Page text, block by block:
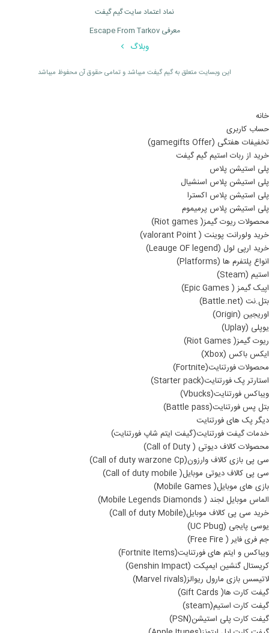
نماد اعتماد سایت گیم گیفت
معرفی Escape From Tarkov
وبلاگ
اين وبسايت متعلق به گیم گیفت ميباشد و تمامی حقوق آن محفوظ ميباشد
خانه
حساب کاربری
تخفیفات هفتگی (gamegifts Offer)
خرید از ربات استیم گیم گیفت
پلی استیشن پلاس
پلی استیشن پلاس اسنشیال
پلی استیشن پلاس اکسترا
پلی استیشن پلاس پرمیموم
محصولات ریوت گیمز( Riot games)
خرید ولورانت پوینت ( valorant Point)
خرید ارپی لول (Leauge OF legend)
انواع پلتفرم ها (Platforms)
استیم (Steam)
اپیک گیمز ( Epic Games)
بتل.نت (Battle.net)
اوریجین (Origin)
یوپلی (Uplay)
ریوت گیمز( Riot Games)
ایکس باکس (Xbox)
محصولات فورتنایت(Fortnite)
استارتر پک فورتنایت(Starter pack)
ویباکس فورتنایت(Vbucks)
بتل پس فورتنایت(Battle pass)
دیگر پک های فورتنایت
خدمات گیفت فورتنایت(گیفت ایتم شاپ فورتنایت)
محصولات کالاف دیوتی ( Call of Duty)
سی پی بازی کالاف وارزون(Call of duty warzone Cp)
سی پی کالاف دیوتی موبایل( Call of duty mobile)
بازی های موبایل( Mobile Games)
الماس موبایل لجند ( Mobile Legends Diamonds)
خرید سی پی کالاف موبایل(Call of duty Mobile)
یوسی پایجی (UC Pbug)
جم فری فایر ( Free Fire)
ویباکس و ایتم های فورتنایت(Fortnite Items)
کریستال گنشین ایمپکت (Genshin Impact)
لاتیسس بازی مارول ریوالز(Marvel rivals)
گیفت کارت ها( Gift Cards)
گیفت کارت استیم(steam)
گیفت کارت پلی استیشن(PSN)